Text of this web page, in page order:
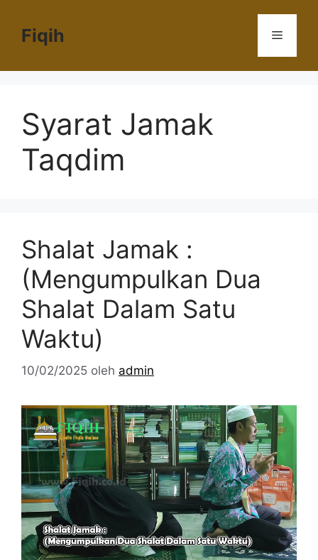
Fiqih Menu
Syarat Jamak
Taqdim
Shalat Jamak :
(Mengumpulkan Dua
Shalat Dalam Satu
Waktu)
10/02/2025 oleh admin